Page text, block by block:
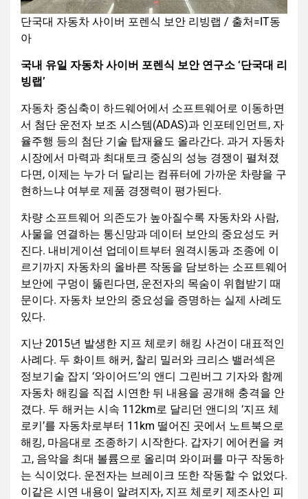
단국대 자동차 사이버 포렌식 보안 리빙랩 / 출처=IT동
아
국내 유일 자동차 사이버 포렌식 보안 연구소 ‘단국대 리
빙랩’
자동차 중심축이 하드웨어에서 소프트웨어로 이동하면
서 첨단 운전자 보조 시스템(ADAS)과 인포테인먼트, 자
율주행 등의 첨단 기술 탑재율도 올라간다. 과거 자동차
시장에서 마력과 최대토크 중심의 성능 경쟁이 펼쳐졌
다면, 이제는 누가 더 달리는 컴퓨터에 가까운 차량을 구
현하느냐 여부로 제품 경쟁력이 평가된다.
차량 소프트웨어 의존도가 높아질수록 자동차와 사람,
사물을 연결하는 통신망과 데이터 보안의 중요성도 커
진다. 내비게이션 업데이트부터 원격시동과 조종에 이
르기까지 자동차의 올바른 작동을 담보하는 소프트웨어
보안에 구멍이 뚫린다면, 운전자의 목숨이 위협받기 때
문이다. 자동차 보안의 중요성을 증명하는 실제 사례도
있다.
지난 2015년 발생한 지프 체로키 해킹 사건이 대표적인
사례다. 두 화이트 해커, 찰리 밀러와 크리스 밸러섹은
정보기술 잡지 ‘와이어드’의 앤디 그린버그 기자와 함께
자동차 해킹을 직접 시연한 뒤 내용을 공개해 충격을 안
겼다. 두 해커는 시속 112km로 달리던 앤디의 ‘지프 체
로키’를 자동차로부터 11km 떨어진 곳에서 노트북으로
해킹, 마음대로 조종하기 시작한다. 갑자기 에어컨을 켜
고, 음악을 최대 볼륨으로 올리며 와이퍼를 마구 작동하
는 식이었다. 운전자는 브레이크 또한 작동할 수 없었다.
이같은 시연 내용이 알려지자, 지프 체로키 제조사인 피